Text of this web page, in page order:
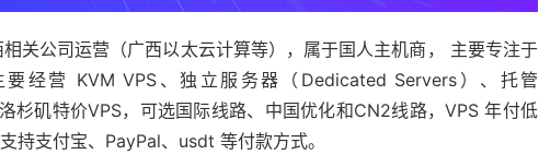
关公司运营（广西以太云计算等），属于国人主机商， 主要专注于
经营 KVM VPS、独立服务器（Dedicated Servers）、托管
杉矶特价VPS，可选国际线路、中国优化和CN2线路，VPS 年付低
持支付宝、PayPal、usdt 等付款方式。